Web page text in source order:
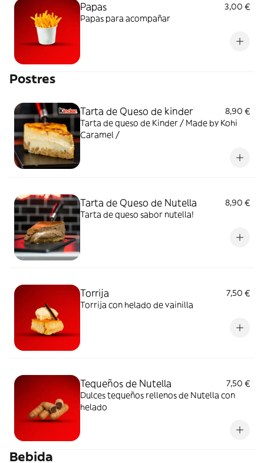
Papas
3,00 €
Papas para acompañar
Postres
Tarta de Queso de kinder
8,90 €
Tarta de queso de Kinder / Made by Kohi
Caramel /
Tarta de Queso de Nutella
8,90 €
Tarta de queso sabor nutella!
Torrija
7,50 €
Torrija con helado de vainilla
Tequeños de Nutella
7,50 €
Dulces tequeños rellenos de Nutella con
helado
Bebida